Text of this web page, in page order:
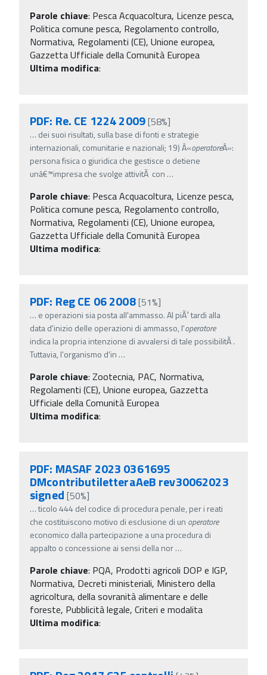
Parole chiave: Pesca Acquacoltura, Licenze pesca,
Politica comune pesca, Regolamento controllo,
Normativa, Regolamenti (CE), Unione europea,
Gazzetta Ufficiale della Comunità Europea
Ultima modifica:
PDF: Re. CE 1224 2009[58%]
… dei suoi risultati, sulla base di fonti e strategie
internazionali, comunitarie e nazionali; 19) Â«operatoreÂ»:
persona fisica o giuridica che gestisce o detiene
unâ€™impresa che svolge attivitÃ con …
Parole chiave: Pesca Acquacoltura, Licenze pesca,
Politica comune pesca, Regolamento controllo,
Normativa, Regolamenti (CE), Unione europea,
Gazzetta Ufficiale della Comunità Europea
Ultima modifica:
PDF: Reg CE 06 2008[51%]
… e operazioni sia posta all'ammasso. Al piÃ¹ tardi alla
data d'inizio delle operazioni di ammasso, l'operatore
indica la propria intenzione di avvalersi di tale possibilitÃ .
Tuttavia, l'organismo d'in …
Parole chiave: Zootecnia, PAC, Normativa,
Regolamenti (CE), Unione europea, Gazzetta
Ufficiale della Comunità Europea
Ultima modifica:
PDF: MASAF 2023 0361695
DMcontributiletteraAeB rev30062023
signed [50%]
…ticolo 444 del codice di procedura penale, per i reati
che costituiscono motivo di esclusione di un operatore
economico dalla partecipazione a una procedura di
appalto o concessione ai sensi della nor…
Parole chiave: PQA, Prodotti agricoli DOP e IGP,
Normativa, Decreti ministeriali, Ministero della
agricoltura, della sovranità alimentare e delle
foreste, Pubblicità legale, Criteri e modalita
Ultima modifica: